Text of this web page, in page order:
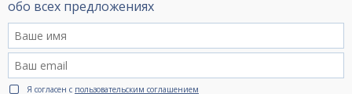
Видео Ruso.TV
BCN life
обо всех предложениях
Я согласен с пользовательским соглашением